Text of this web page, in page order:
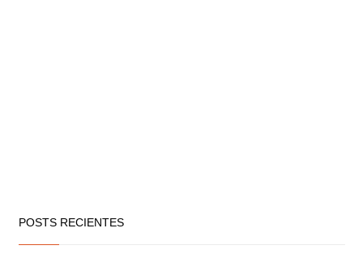
POSTS RECIENTES